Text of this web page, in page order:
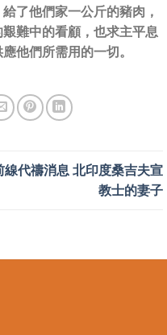
了他們家一公斤的豬肉，
難中的看顧，也求主平息
他們所需用的一切。
線代禱消息 北印度桑吉夫宣
教士的妻子